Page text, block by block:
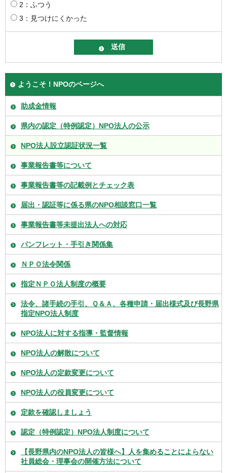
2：ふつう
3：見つけにくかった
ようこそ！NPOのページへ
助成金情報
県内の認定（特例認定）NPO法人の公示
NPO法人設立認証状況一覧
事業報告書等について
事業報告書等の記載例とチェック表
届出・認証等に係る県のNPO相談窓口一覧
事業報告書等未提出法人への対応
パンフレット・手引き関係集
ＮＰＯ法令関係
指定ＮＰＯ法人制度の概要
法令、諸手続の手引、Ｑ＆Ａ、各種申請・届出様式及び長野県
指定NPO法人制度
NPO法人に対する指導・監督情報
NPO法人の解散について
NPO法人の定款変更について
NPO法人の役員変更について
定款を確認しましょう
認定（特例認定）NPO法人制度について
【長野県内のNPO法人の皆様へ】人を集めることによらない
社員総会・理事会の開催方法について